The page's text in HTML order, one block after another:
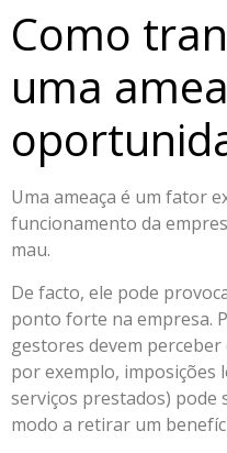
Como
uma
Uma ameaça é um fator
funcionamento da
mau.
De facto, ele pode
ponto forte na empresa.
gestores devem
por exemplo, imposições
serviços prestados) pode
modo a retirar um